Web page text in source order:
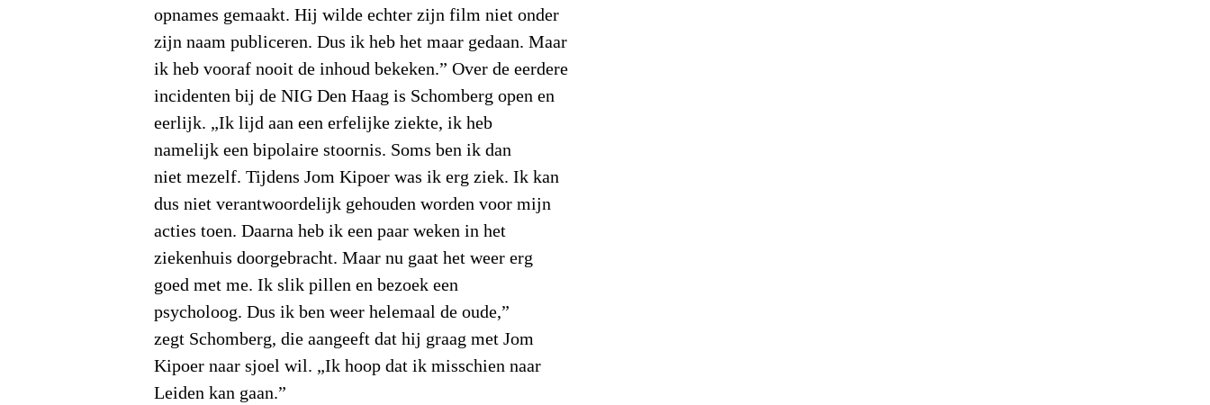
opnames gemaakt. Hij wilde echter zijn film niet onder
zijn naam publiceren. Dus ik heb het maar gedaan. Maar
ik heb vooraf nooit de inhoud bekeken.” Over de eerdere
incidenten bij de NIG Den Haag is Schomberg open en
eerlijk. „Ik lijd aan een erfelijke ziekte, ik heb
namelijk een bipolaire stoornis. Soms ben ik dan
niet mezelf. Tijdens Jom Kipoer was ik erg ziek. Ik kan
dus niet verantwoordelijk gehouden worden voor mijn
acties toen. Daarna heb ik een paar weken in het
ziekenhuis doorgebracht. Maar nu gaat het weer erg
goed met me. Ik slik pillen en bezoek een
psycholoog. Dus ik ben weer helemaal de oude,”
zegt Schomberg, die aangeeft dat hij graag met Jom
Kipoer naar sjoel wil. „Ik hoop dat ik misschien naar
Leiden kan gaan.”